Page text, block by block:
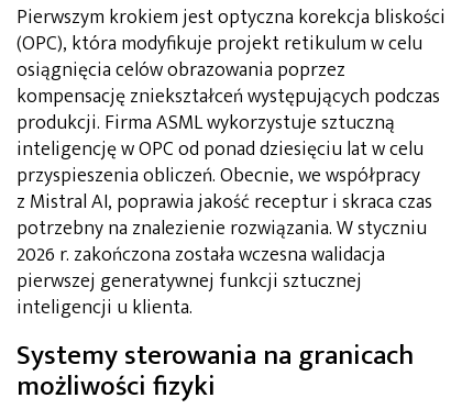
Pierwszym krokiem jest optyczna korekcja bliskości
(OPC), która modyfikuje projekt retikulum w celu
osiągnięcia celów obrazowania poprzez
kompensację zniekształceń występujących podczas
produkcji. Firma ASML wykorzystuje sztuczną
inteligencję w OPC od ponad dziesięciu lat w celu
przyspieszenia obliczeń. Obecnie, we współpracy
z Mistral AI, poprawia jakość receptur i skraca czas
potrzebny na znalezienie rozwiązania. W styczniu
2026 r. zakończona została wczesna walidacja
pierwszej generatywnej funkcji sztucznej
inteligencji u klienta.
Systemy sterowania na granicach
możliwości fizyki